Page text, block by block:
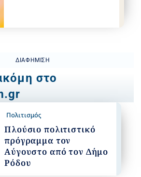
ΔΙΑΦΉΜΙΣΗ
στο
Πολιτισμός
Πλούσιο πολιτιστικό
πρόγραμμα τον
Αύγουστο από τον Δήμο
Ρόδου